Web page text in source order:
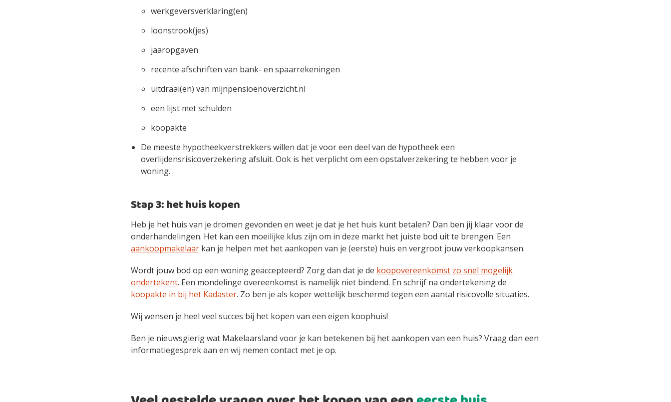
werkgeversverklaring(en)
loonstrook(jes)
jaaropgaven
recente afschriften van bank- en spaarrekeningen
uitdraai(en) van mijnpensioenoverzicht.nl
een lijst met schulden
koopakte
De meeste hypotheekverstrekkers willen dat je voor een deel van de hypotheek een
overlijdensrisicoverzekering afsluit. Ook is het verplicht om een opstalverzekering te hebben voor je
woning.
Stap 3: het huis kopen
Heb je het huis van je dromen gevonden en weet je dat je het huis kunt betalen? Dan ben jij klaar voor de
onderhandelingen. Het kan een moeilijke klus zijn om in deze markt het juiste bod uit te brengen. Een
aankoopmakelaar kan je helpen met het aankopen van je (eerste) huis en vergroot jouw verkoopkansen.
Wordt jouw bod op een woning geaccepteerd? Zorg dan dat je de koopovereenkomst zo snel mogelijk
ondertekent. Een mondelinge overeenkomst is namelijk niet bindend. En schrijf na ondertekening de
koopakte in bij het Kadaster. Zo ben je als koper wettelijk beschermd tegen een aantal risicovolle situaties.
Wij wensen je heel veel succes bij het kopen van een eigen koophuis!
Ben je nieuwsgierig wat Makelaarsland voor je kan betekenen bij het aankopen van een huis? Vraag dan een
informatiegesprek aan en wij nemen contact met je op.